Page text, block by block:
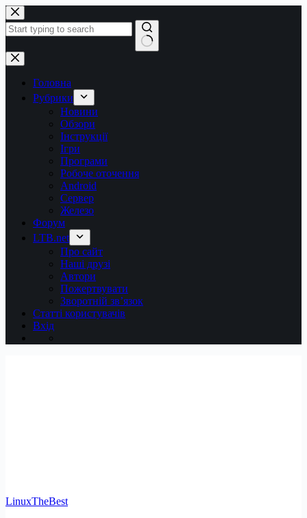
Перейти
до
вмісту
Немає
результатів
Головна
Рубрики
Новини
Обзори
Інструкції
Ігри
Програми
Робоче оточення
Android
Сервер
Железо
Форум
LTB.net
Про сайт
Наші друзі
Автори
Пожертвувати
Зворотній зв’язок
Статті користувачів
Вхід
LinuxTheBest